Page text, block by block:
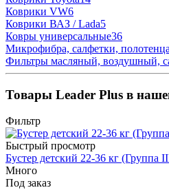
Коврики VW6
Коврики ВАЗ / Lada5
Ковры универсальные36
Микрофибра, салфетки, полотенца
Фильтры масляный, воздушный,
Товары Leader Plus в
Фильтр
Быстрый просмотр
Бустер детский 22-36 кг (Группа
Много
Под заказ